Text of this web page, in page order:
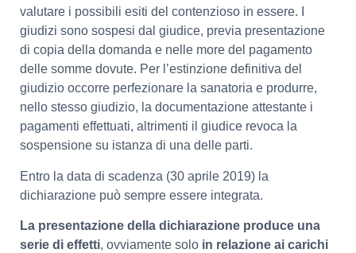
valutare i possibili esiti del contenzioso in essere. I
giudizi sono sospesi dal giudice, previa presentazione
di copia della domanda e nelle more del pagamento
delle somme dovute. Per l’estinzione definitiva del
giudizio occorre perfezionare la sanatoria e produrre,
nello stesso giudizio, la documentazione attestante i
pagamenti effettuati, altrimenti il giudice revoca la
sospensione su istanza di una delle parti.
Entro la data di scadenza (30 aprile 2019) la
dichiarazione può sempre essere integrata.
La presentazione della dichiarazione produce una
serie di effetti, ovviamente solo in relazione ai carichi